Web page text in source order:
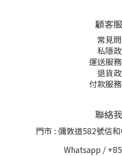
顧客
常見
私隱
運送服
退貨
付款服
聯絡
門市 : 彌敦道582號信
Whatsapp /